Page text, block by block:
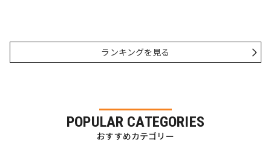
ランキングを見る
POPULAR CATEGORIES
おすすめカテゴリー